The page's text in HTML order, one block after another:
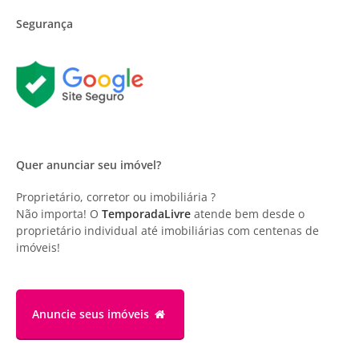
Segurança
Quer anunciar seu imóvel?
Proprietário, corretor ou imobiliária ?
Não importa! O TemporadaLivre atende bem desde o
proprietário individual até imobiliárias com centenas de
imóveis!
Anuncie seus imóveis